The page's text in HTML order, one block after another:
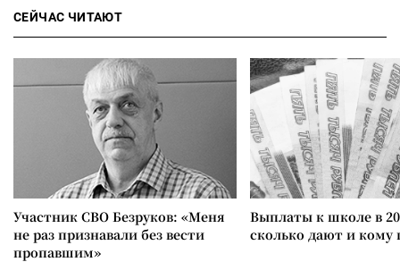
СЕЙЧАС ЧИТАЮТ
Участник СВО Безруков: «Меня
не раз признавали без вести
пропавшим»
Выплаты к школе в
сколько дают и